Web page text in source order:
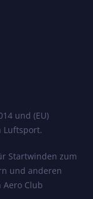
und (EU)
Luftsport.
Startwinden zum
und anderen
Club